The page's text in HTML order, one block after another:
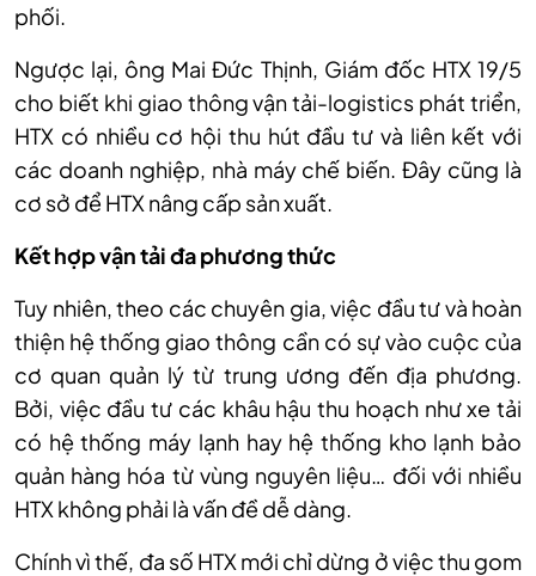
phối.
Ngược lại, ông Mai Đức Thịnh, Giám đốc HTX 19/5
cho biết khi giao thông vận tải-logistics phát triển,
HTX có nhiều cơ hội thu hút đầu tư và liên kết với
các doanh nghiệp, nhà máy chế biến. Đây cũng là
cơ sở để HTX nâng cấp sản xuất.
Kết hợp vận tải đa phương thức
Tuy nhiên, theo các chuyên gia, việc đầu tư và hoàn
thiện hệ thống giao thông cần có sự vào cuộc của
cơ quan quản lý từ trung ương đến địa phương.
Bởi, việc đầu tư các khâu hậu thu hoạch như xe tải
có hệ thống máy lạnh hay hệ thống kho lạnh bảo
quản hàng hóa từ vùng nguyên liệu… đối với nhiều
HTX không phải là vấn đề dễ dàng.
Chính vì thế, đa số HTX mới chỉ dừng ở việc thu gom